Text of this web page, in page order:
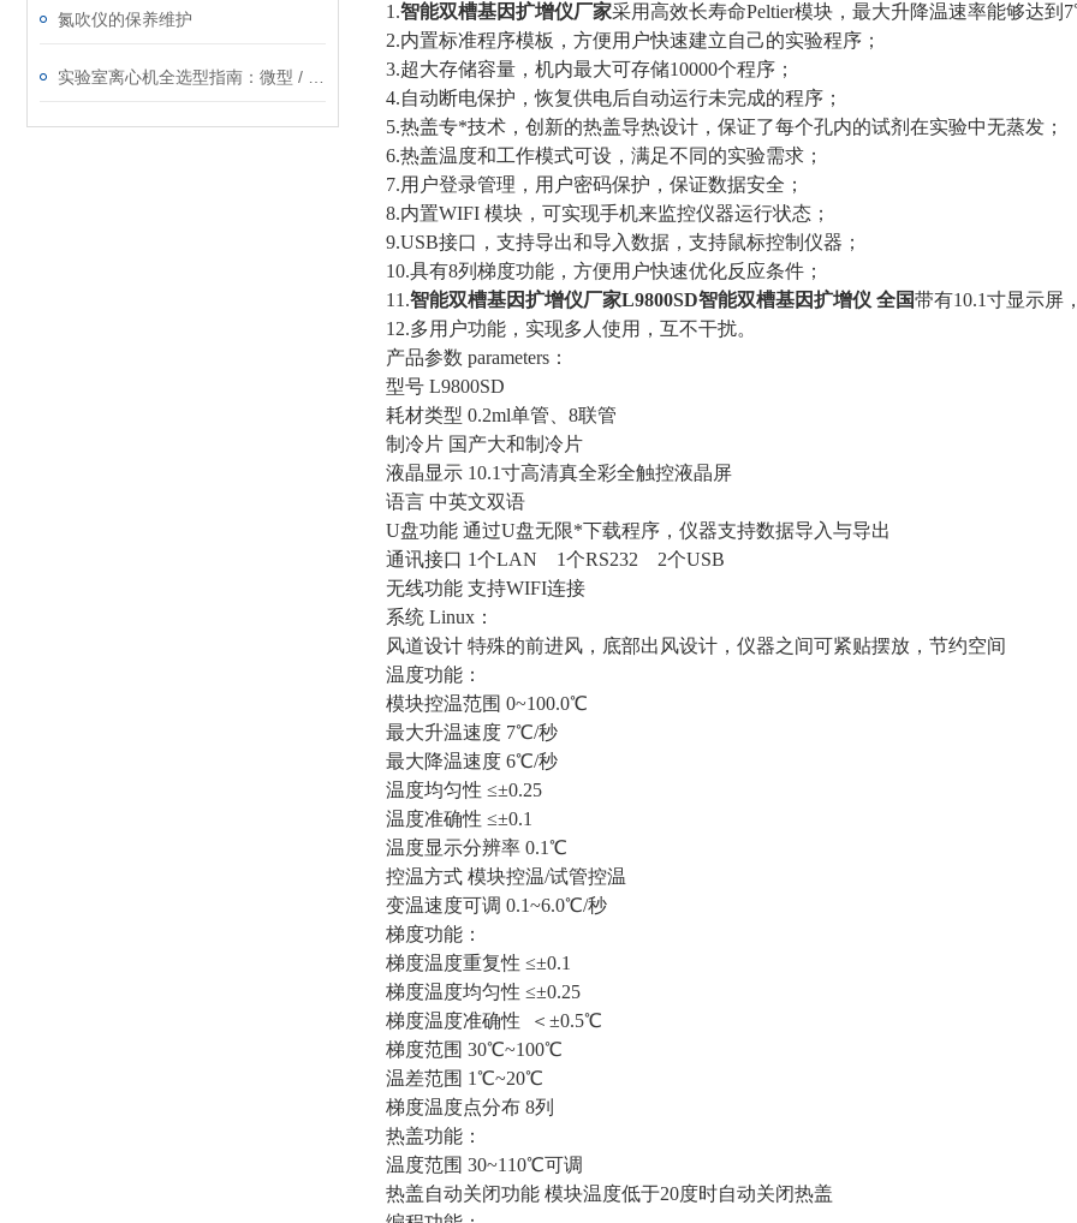
氮吹仪的保养维护
1.智能双槽基因扩增仪厂家采用高效长寿命Peltier模块，最大升降温速率能够达
2.内置标准程序模板，方便用户快速建立自己的实验程序；
3.超大存储容量，机内最大可存储10000个程序；
4.自动断电保护，恢复供电后自动运行未完成的程序；
5.热盖专*技术，创新的热盖导热设计，保证了每个孔内的试剂在实验中无蒸发；
6.热盖温度和工作模式可设，满足不同的实验需求；
7.用户登录管理，用户密码保护，保证数据安全；
8.内置WIFI 模块，可实现手机来监控仪器运行状态；
9.USB接口，支持导出和导入数据，支持鼠标控制仪器；
10.具有8列梯度功能，方便用户快速优化反应条件；
11.智能双槽基因扩增仪厂家L9800SD智能双槽基因扩增仪 全国带有10.1寸显示屏
12.多用户功能，实现多人使用，互不干扰。
产品参数 parameters：
型号 L9800SD
耗材类型 0.2ml单管、8联管
制冷片 国产大和制冷片
液晶显示 10.1寸高清真全彩全触控液晶屏
语言 中英文双语
U盘功能 通过U盘无限*下载程序，仪器支持数据导入与导出
通讯接口 1个LAN 1个RS232 2个USB
无线功能 支持WIFI连接
系统 Linux：
风道设计 特殊的前进风，底部出风设计，仪器之间可紧贴摆放，节约空间
温度功能：
模块控温范围 0~100.0℃
最大升温速度 7℃/秒
最大降温速度 6℃/秒
温度均匀性 ≤±0.25
温度准确性 ≤±0.1
温度显示分辨率 0.1℃
控温方式 模块控温/试管控温
变温速度可调 0.1~6.0℃/秒
梯度功能：
梯度温度重复性 ≤±0.1
梯度温度均匀性 ≤±0.25
梯度温度准确性 ＜±0.5℃
梯度范围 30℃~100℃
温差范围 1℃~20℃
梯度温度点分布 8列
热盖功能：
温度范围 30~110℃可调
热盖自动关闭功能 模块温度低于20度时自动关闭热盖